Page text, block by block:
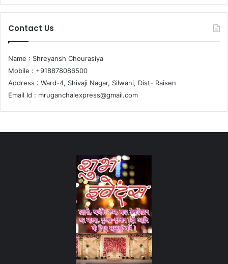
Contact Us
Name : Shreyansh Chourasiya
Mobile : +918878086500
Address : Ward-4, Shivaji Nagar, Silwani, Dist- Raisen
Email Id : mruganchalexpress@gmail.com